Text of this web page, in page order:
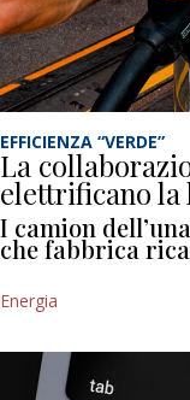
EFFICIENZA “VERDE”
La
elettrificano
I camion
che fabbrica
Energia